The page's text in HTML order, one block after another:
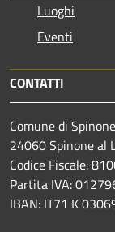
Luoghi
Eventi
CONTATTI
Comune di
24060 Spinone al
Codice Fiscale:
Partita IVA:
IBAN: IT71 K